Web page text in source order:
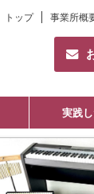
トップ 事業所概
実践